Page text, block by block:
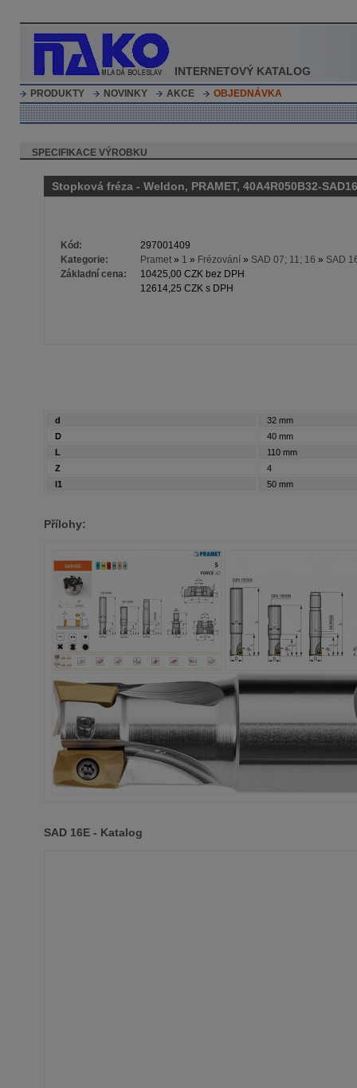
INTERNETOVÝ KATALOG
PRODUKTY NOVINKY AKCE OBJEDNÁVKA
SPECIFIKACE VÝROBKU
Stopková fréza - Weldon, PRAMET, 40A4R050B32-
Kód:
297001409
Kategorie:
Pramet » 1 » Frézování » SAD 07; 11; 16 » SAD
Základní cena:
10425,00 CZK bez DPH
12614,25 CZK s DPH
d
32 mm
D
40 mm
L
110 mm
Z
4
l1
50 mm
Přílohy:
SAD 16E - Katalog